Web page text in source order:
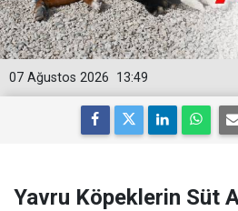
13:49
07 Ağustos 2026
Yavru Köpeklerin Süt